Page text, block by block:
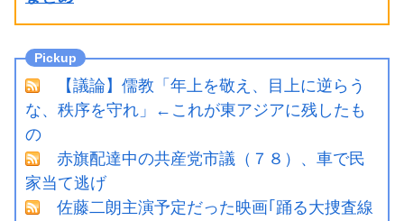
【議論】儒教「年上を敬え、目上に逆らう
な、秩序を守れ」←これが東アジアに残したも
の
赤旗配達中の共産党市議（７８）、車で民
家当て逃げ
佐藤二朗主演予定だった映画｢踊る大捜査線